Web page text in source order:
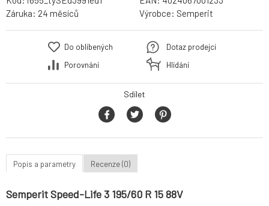
Záruka: 24 měsíců Výrobce: Semperit
Do oblíbených
Porovnání
Dotaz prodejci
Hlídání
Sdílet
Popis a parametry Recenze (0)
Semperit Speed-Life 3 195/60 R 15 88V